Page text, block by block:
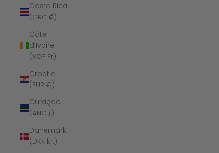
Costa Rica
(CRC ₡)
Côte
d’Ivoire
(XOF Fr)
Croatie
(EUR €)
Curaçao
(ANG ƒ)
Danemark
(DKK kr.)